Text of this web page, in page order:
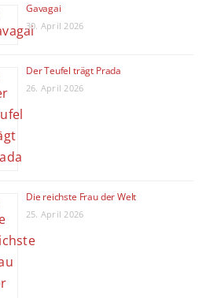
Gavagai
30. April 2026
Der Teufel trägt Prada
26. April 2026
Die reichste Frau der Welt
25. April 2026